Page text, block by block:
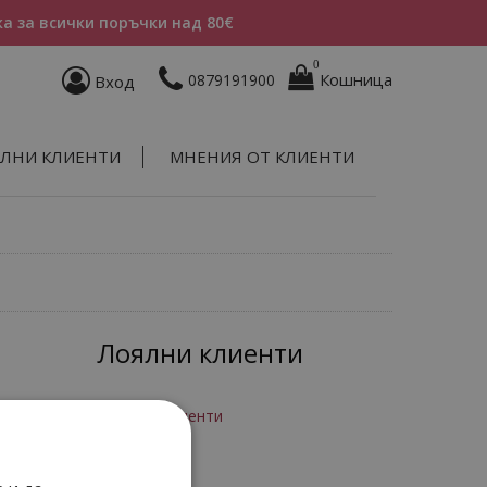
за всички поръчки над 80€
Вход 0879191900
0
Кошница
КЛИЕНТИ МНЕНИЯ ОТ КЛИЕНТИ
Лоялни клиенти
Програма за лоялни клиенти